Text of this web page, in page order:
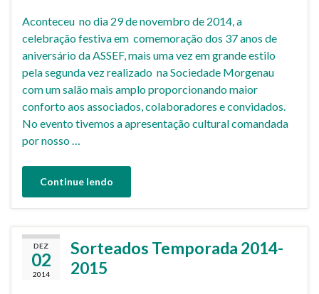
Aconteceu no dia 29 de novembro de 2014, a
celebração festiva em comemoração dos 37 anos de
aniversário da ASSEF, mais uma vez em grande estilo
pela segunda vez realizado na Sociedade Morgenau
com um salão mais amplo proporcionando maior
conforto aos associados, colaboradores e convidados.
No evento tivemos a apresentação cultural comandada
por nosso …
Continue lendo
DEZ
02
2014
Sorteados Temporada 2014-
2015